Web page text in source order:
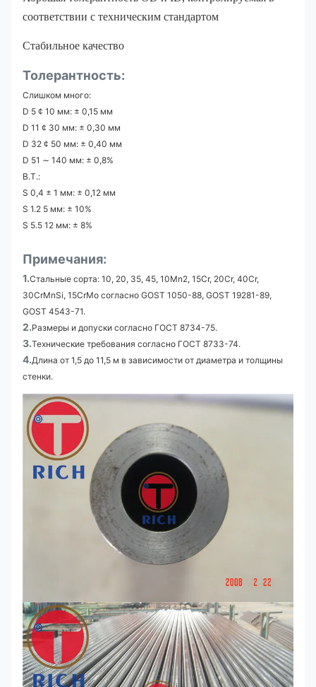
соответствии с техническим стандартом
Стабильное качество
Толерантность:
Слишком много:
D 5 ¢ 10 мм: ± 0,15 мм
D 11 ¢ 30 мм: ± 0,30 мм
D 32 ¢ 50 мм: ± 0,40 мм
D 51 ∼ 140 мм: ± 0,8%
В.Т.:
S 0,4 ± 1 мм: ± 0,12 мм
S 1.2 5 мм: ± 10%
S 5.5 12 мм: ± 8%
Примечания:
1.Стальные сорта: 10, 20, 35, 45, 10Mn2, 15Cr, 20Cr, 40Cr,
30CrMnSi, 15CrMo согласно GOST 1050-88, GOST 19281-89,
GOST 4543-71.
2.Размеры и допуски согласно ГОСТ 8734-75.
3.Технические требования согласно ГОСТ 8733-74.
4.Длина от 1,5 до 11,5 м в зависимости от диаметра и толщины
стенки.